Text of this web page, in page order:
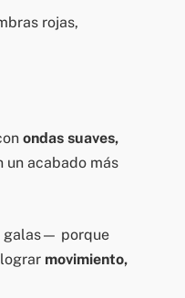
rojas,
ondas suaves,
un acabado más
galas— porque
movimiento,